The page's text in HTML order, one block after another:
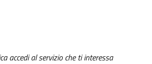
accedi al servizio che ti interessa